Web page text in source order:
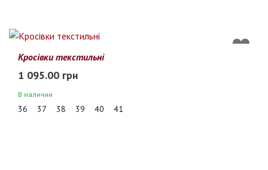
Кросівки текстильні
1 095.00 грн
В наличии
36 37 38 39 40 41